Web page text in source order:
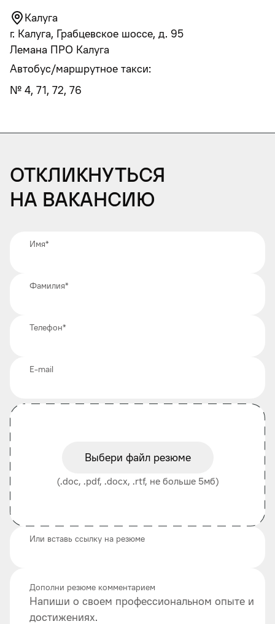
Калуга
г. Калуга, Грабцевское шоссе, д. 95
Лемана ПРО Калуга
Автобус/маршрутное такси:
№ 4, 71, 72, 76
Откликнуться
на вакансию
Имя*
Фамилия*
Телефон*
E-mail
Выбери файл резюме
(.doc, .pdf, .docx, .rtf, не больше 5мб)
Или вставь ссылку на резюме
Напиши о своем профессиональном опыте и
достижениях.
Дополни резюме комментарием